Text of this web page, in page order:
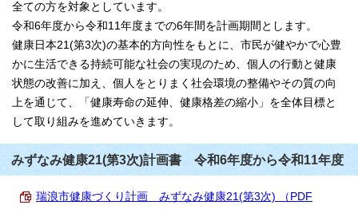
全ての方を対象としています。
令和6年度から令和11年度までの6年間を計画期間とします。
健康日本21(第3次)の基本的方向性をもとに、市民が健やかで心豊
かに生活できる持続可能な社会の実現のため、個人の行動と健康
状態の改善に加え、個人をとりまく社会環境の整備やその質の向
上を通じて、「健康寿命の延伸、健康格差の縮小」を全体目標と
して取り組みを進めていきます。
みずなみ健康21(第3次)計画書 令和6年度から令和11年度
瑞浪市健康づくり計画 みずなみ健康21(第3次) （PDF